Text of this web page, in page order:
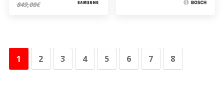
849,00€
1 2 3 4 5 6 7 8